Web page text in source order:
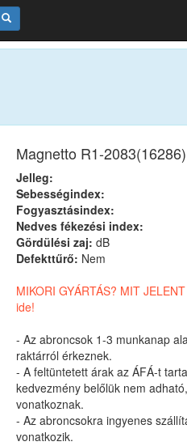
Magnetto R1-
Jelleg:
Sebességindex:
Fogyasztásindex:
Nedves fékezési index:
Gördülési zaj: dB
Defekttűrő: Nem
MIKORI GYÁRTÁS? MIT
ide!
- Az abroncsok 1-3 munkanap
raktárról érkeznek.
- A feltüntetett árak az ÁFÁ-t
kedvezmény belőlük nem
vonatkoznak.
- Az abroncsokra ingyenes
vonatkozik.